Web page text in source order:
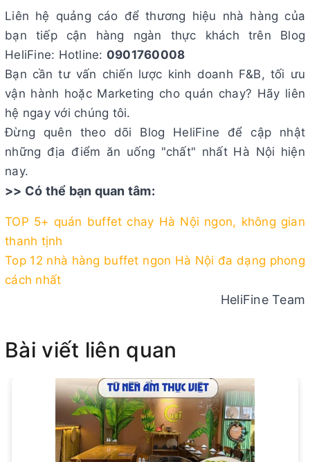
Liên hệ quảng cáo để thương hiệu nhà hàng của
bạn tiếp cận hàng ngàn thực khách trên Blog
HeliFine: Hotline: 0901760008
Bạn cần tư vấn chiến lược kinh doanh F&B, tối ưu
vận hành hoặc Marketing cho quán chay? Hãy liên
hệ ngay với chúng tôi.
Đừng quên theo dõi Blog HeliFine để cập nhật
những địa điểm ăn uống "chất" nhất Hà Nội hiện
nay.
>> Có thể bạn quan tâm:
TOP 5+ quán buffet chay Hà Nội ngon, không gian
thanh tịnh
Top 12 nhà hàng buffet ngon Hà Nội đa dạng phong
cách nhất
HeliFine Team
Bài viết liên quan